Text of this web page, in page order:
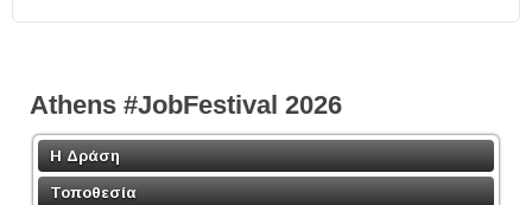
Athens #JobFestival 2026
Η Δράση
Τοποθεσία